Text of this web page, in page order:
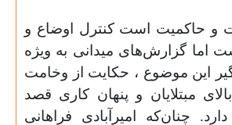
و حاکمیت است کنترل اوضاع و
اما گزارش‌های میدانی به ویژه
این موضوع ، حکایت از وخامت
مبتلایان و پنهان کاری قصد
چنان‌که امیرآبادی فراهانی